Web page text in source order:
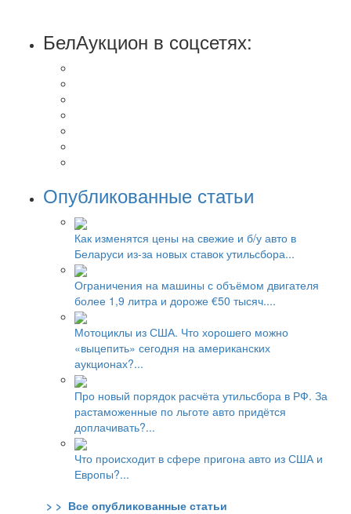
БелАукцион в соцсетях:
Опубликованные статьи
Как изменятся цены на свежие и б/у авто в
Беларуси из-за новых ставок утильсбора...
Ограничения на машины с объёмом двигателя
более 1,9 литра и дороже €50 тысяч....
Мотоциклы из США. Что хорошего можно
«выцепить» сегодня на американских
аукционах?...
Про новый порядок расчёта утильсбора в РФ. За
растаможенные по льготе авто придётся
доплачивать?...
Что происходит в сфере пригона авто из США и
Европы?...
> > Все опубликованные статьи